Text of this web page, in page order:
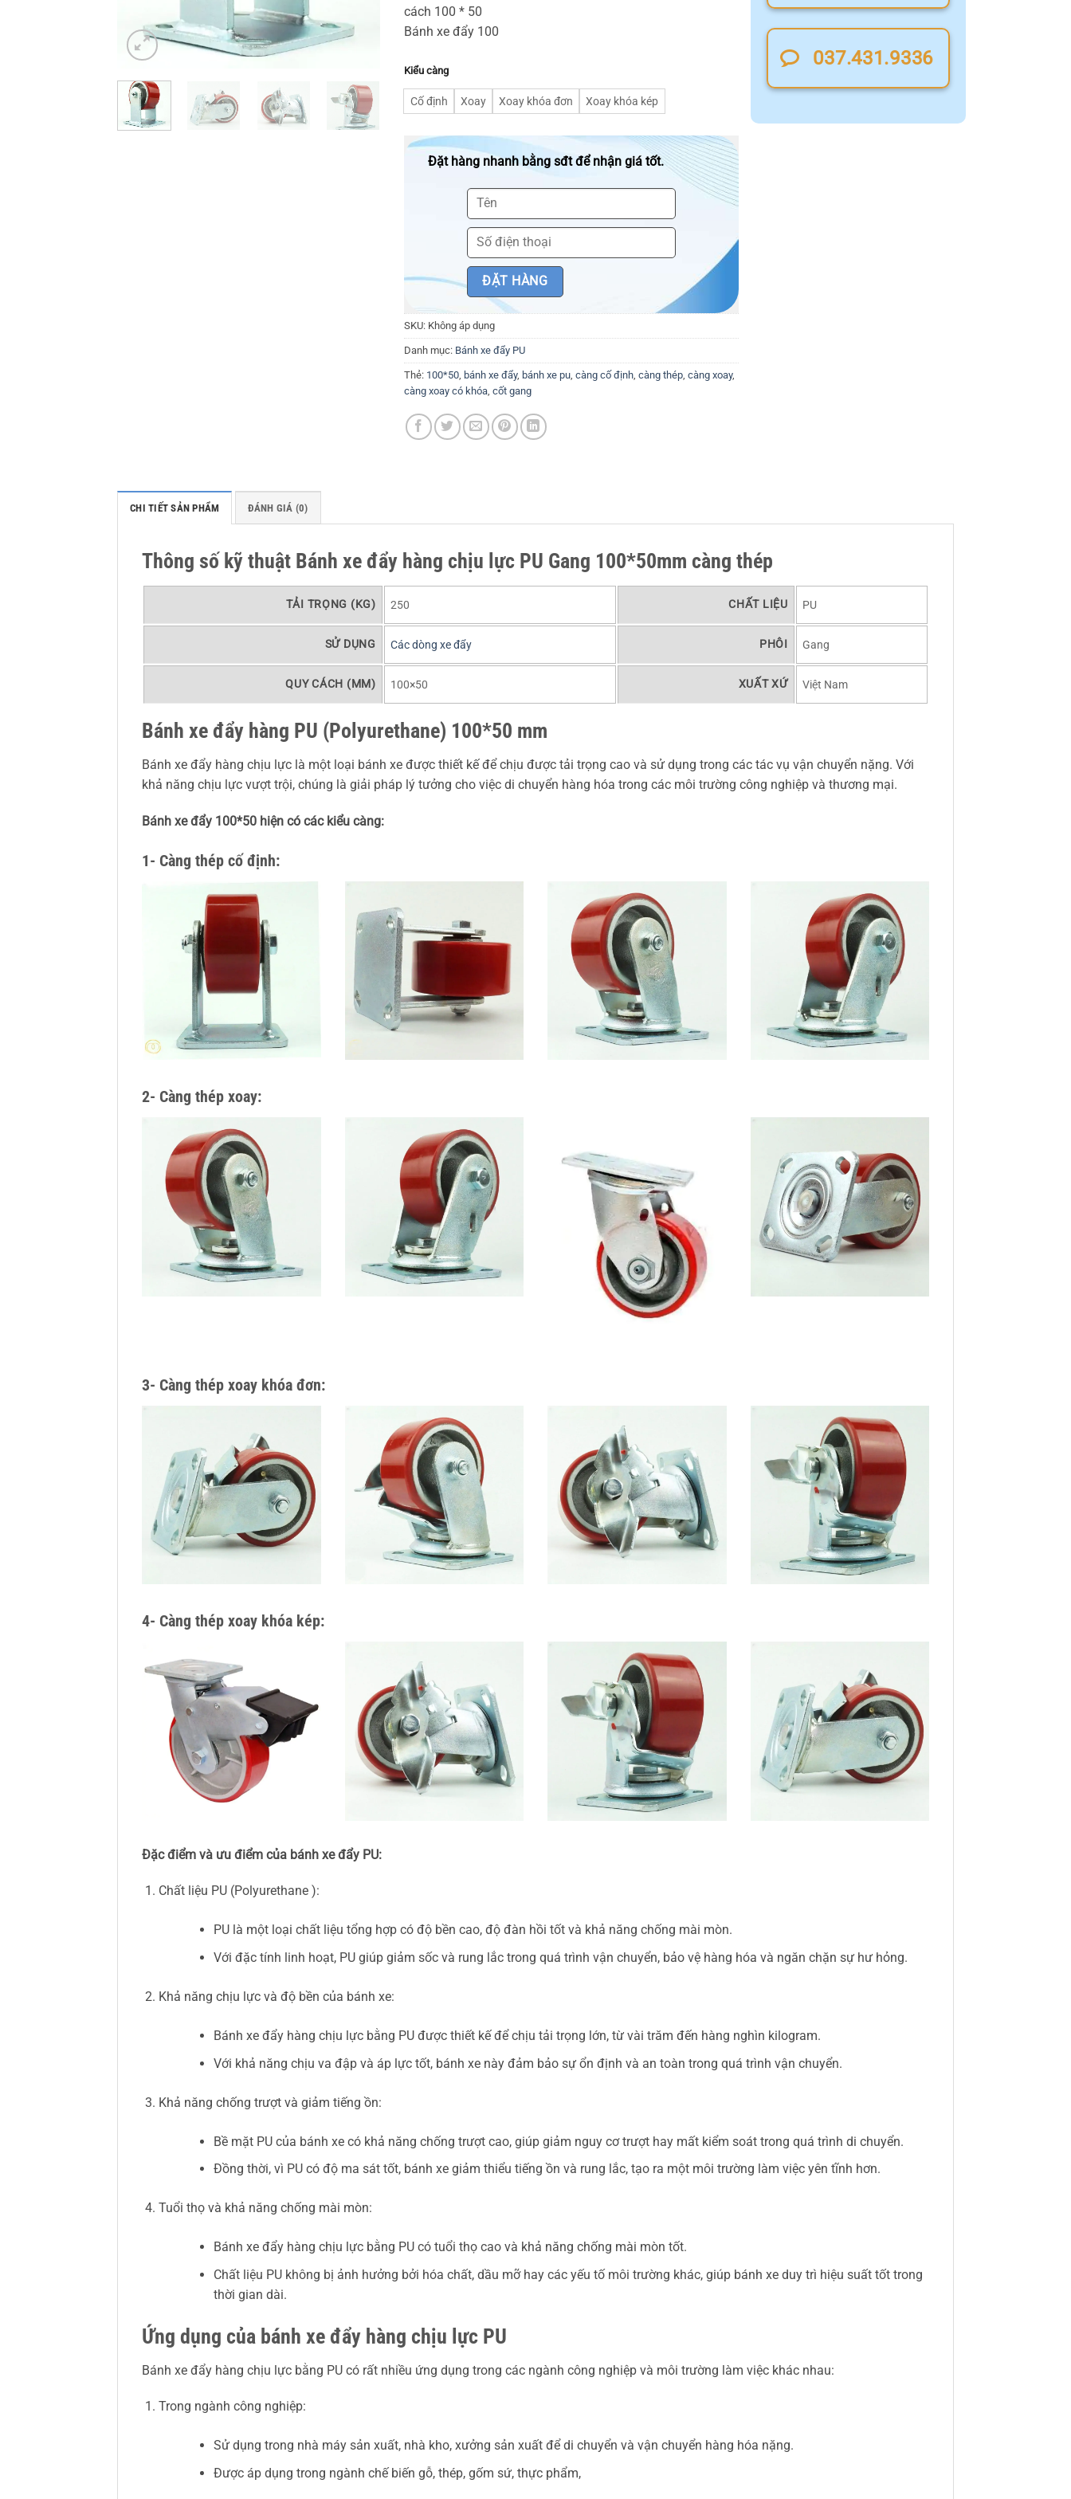
cách 100 * 50
Bánh xe đẩy 100
Kiểu càng
Cố định Xoay Xoay khóa đơn Xoay khóa kép
Đặt hàng nhanh bằng sđt để nhận giá tốt.
SKU: Không áp dụng
Danh mục: Bánh xe đẩy PU
Thẻ: 100*50 bánh xe đẩy, bánh xe pu càng cố định càng thép càng xoay,
càng xoay có khóa cốt gang
037.431.9336
CHI TIẾT SẢN PHẨM ĐÁNH GIÁ (0)
Thông số kỹ thuật Bánh xe đẩy hàng chịu lực PU Gang 100*50mm càng thép
TẢI TRỌNG (KG) 250 CHẤT LIỆU PU
SỬ DỤNG Các dòng xe đẩy PHÔI Gang
QUY CÁCH (MM) 100×50 XUẤT XỨ Việt Nam
Bánh xe đẩy hàng PU (Polyurethane) 100*50 mm
Bánh xe đẩy hàng chịu lực là một loại bánh xe được thiết kế để chịu được tải trọng cao và sử dụng trong các tác vụ vận chuyển nặng. Với
khả năng chịu lực vượt trội, chúng là giải pháp lý tưởng cho việc di chuyển hàng hóa trong các môi trường công nghiệp và thương mại.
Bánh xe đẩy 100*50 hiện có các kiểu càng:
1- Càng thép cố định:
2- Càng thép xoay:
3- Càng thép xoay khóa đơn:
4- Càng thép xoay khóa kép:
Đặc điểm và ưu điểm của bánh xe đẩy PU:
Chất liệu PU (Polyurethane ):
PU là một loại chất liệu tổng hợp có độ bền cao, độ đàn hồi tốt và khả năng chống mài mòn.
Với đặc tính linh hoạt, PU giúp giảm sốc và rung lắc trong quá trình vận chuyển, bảo vệ hàng hóa và ngăn chặn sự hư hỏng.
Khả năng chịu lực và độ bền của bánh xe:
Bánh xe đẩy hàng chịu lực bằng PU được thiết kế để chịu tải trọng lớn, từ vài trăm đến hàng nghìn kilogram.
Với khả năng chịu va đập và áp lực tốt, bánh xe này đảm bảo sự ổn định và an toàn trong quá trình vận chuyển.
Khả năng chống trượt và giảm tiếng ồn:
Bề mặt PU của bánh xe có khả năng chống trượt cao, giúp giảm nguy cơ trượt hay mất kiểm soát trong quá trình di chuyển.
Đồng thời, vì PU có độ ma sát tốt, bánh xe giảm thiểu tiếng ồn và rung lắc, tạo ra một môi trường làm việc yên tĩnh hơn.
Tuổi thọ và khả năng chống mài mòn:
Bánh xe đẩy hàng chịu lực bằng PU có tuổi thọ cao và khả năng chống mài mòn tốt.
Chất liệu PU không bị ảnh hưởng bởi hóa chất, dầu mỡ hay các yếu tố môi trường khác, giúp bánh xe duy trì hiệu suất tốt trong
thời gian dài.
Ứng dụng của bánh xe đẩy hàng chịu lực PU
Bánh xe đẩy hàng chịu lực bằng PU có rất nhiều ứng dụng trong các ngành công nghiệp và môi trường làm việc khác nhau:
Trong ngành công nghiệp:
Sử dụng trong nhà máy sản xuất, nhà kho, xưởng sản xuất để di chuyển và vận chuyển hàng hóa nặng.
Được áp dụng trong ngành chế biến gỗ, thép, gốm sứ, thực phẩm,